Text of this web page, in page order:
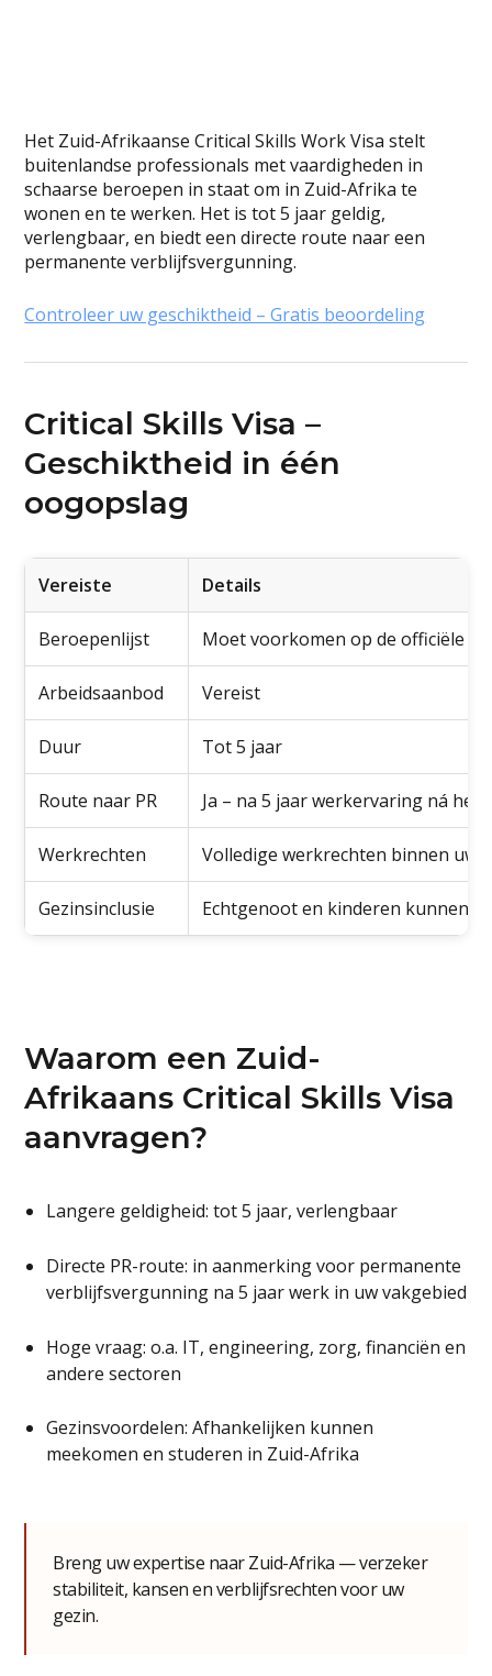
Het Zuid-Afrikaanse Critical Skills Work Visa stelt
buitenlandse professionals met vaardigheden in
schaarse beroepen in staat om in Zuid-Afrika te
wonen en te werken. Het is tot 5 jaar geldig,
verlengbaar, en biedt een directe route naar een
permanente verblijfsvergunning.
Controleer uw geschiktheid – Gratis beoordeling
Critical Skills Visa –
Geschiktheid in één
oogopslag
Vereiste Details
Beroepenlijst Moet voorkomen op de officiële
Arbeidsaanbod Vereist
Duur Tot 5 jaar
Route naar PR Ja – na 5 jaar werkervaring ná het
Werkrechten Volledige werkrechten binnen uw
Gezinsinclusie Echtgenoot en kinderen kunnen
Waarom een Zuid-
Afrikaans Critical Skills Visa
aanvragen?
Langere geldigheid: tot 5 jaar, verlengbaar
Directe PR-route: in aanmerking voor permanente
verblijfsvergunning na 5 jaar werk in uw vakgebied
Hoge vraag: o.a. IT, engineering, zorg, financiën en
andere sectoren
Gezinsvoordelen: Afhankelijken kunnen
meekomen en studeren in Zuid-Afrika
Breng uw expertise naar Zuid-Afrika — verzeker
stabiliteit, kansen en verblijfsrechten voor uw
gezin.